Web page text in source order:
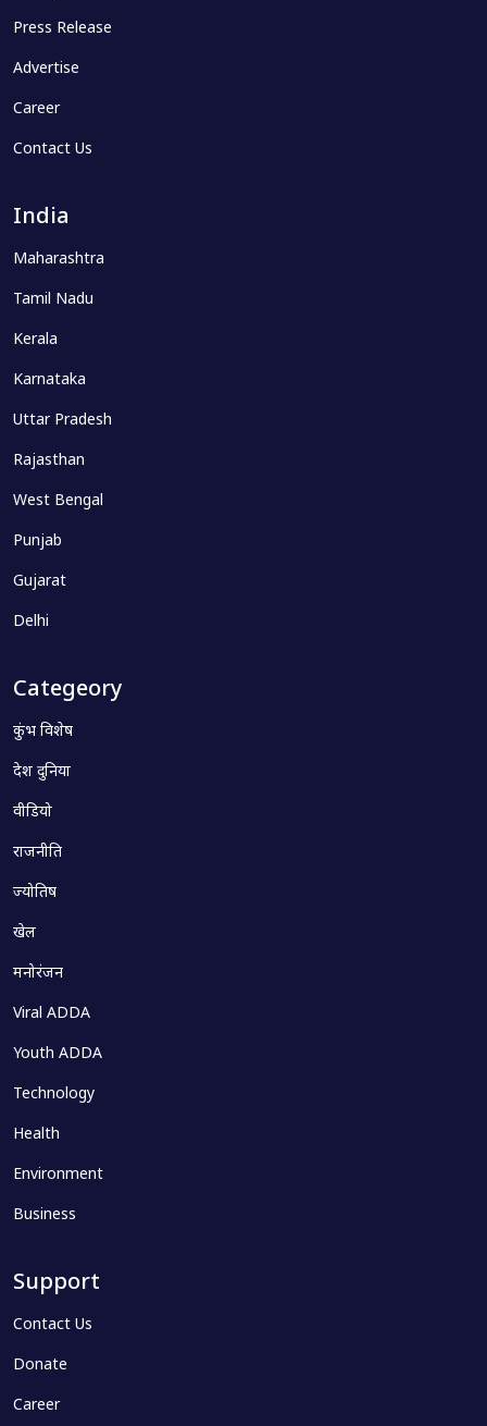
Press Release
Advertise
Career
Contact Us
India
Maharashtra
Tamil Nadu
Kerala
Karnataka
Uttar Pradesh
Rajasthan
West Bengal
Punjab
Gujarat
Delhi
Categeory
कुंभ विशेष
देश दुनिया
वीडियो
राजनीति
ज्योतिष
खेल
मनोरंजन
Viral ADDA
Youth ADDA
Technology
Health
Environment
Business
Support
Contact Us
Donate
Career